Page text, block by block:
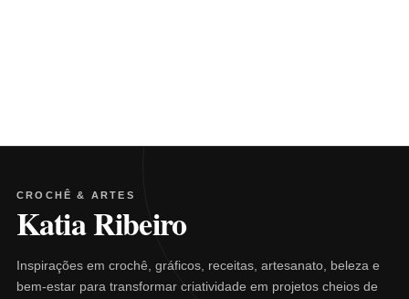
CROCHÊ & ARTES
Katia Ribeiro
Inspirações em crochê, gráficos, receitas, artesanato, beleza e
bem-estar para transformar criatividade em projetos cheios de